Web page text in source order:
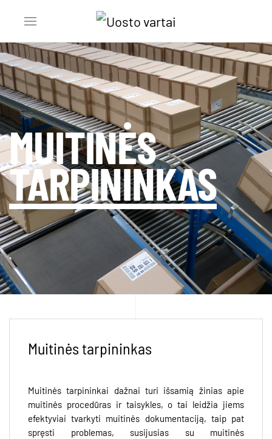
MUITINĖS
TARPININKAS
Muitinės tarpininkas
Muitinės tarpininkai dažnai turi išsamią žinias apie
muitinės procedūras ir taisykles, o tai leidžia jiems
efektyviai tvarkyti muitinės dokumentaciją, taip pat
spręsti problemas, susijusias su muitinės